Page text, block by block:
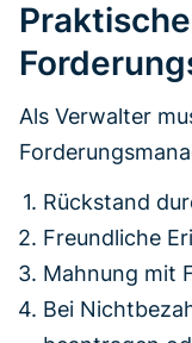
Als Verwalter
Rückstand
Freundliche
Mahnung mit
Bei